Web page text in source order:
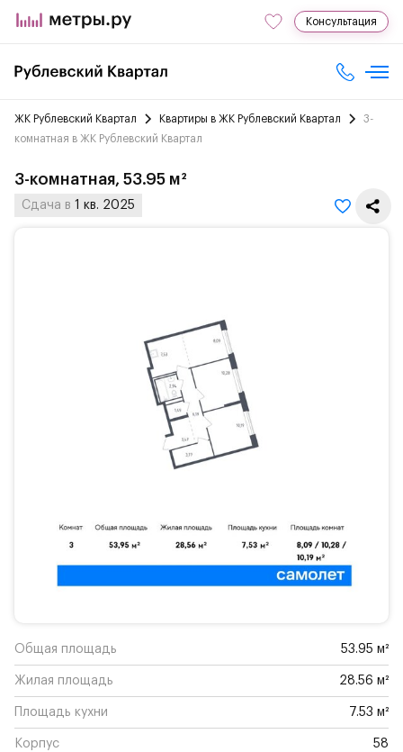
Консультация
ЖК Рублевский Квартал Квартиры в ЖК Рублевский Квартал
3-
комнатная в ЖК Рублевский Квартал
3-комнатная, 53.95 м²
Сдача в 1 кв. 2025
Общая площадь 53.95 м²
Жилая площадь 28.56 м²
Площадь кухни 7.53 м²
Корпус 58